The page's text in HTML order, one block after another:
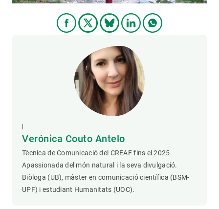
Verónica Couto Antelo
Tècnica de Comunicació del CREAF fins el 2025.
Apassionada del món natural i la seva divulgació.
Biòloga (UB), màster en comunicació científica (BSM-
UPF) i estudiant Humanitats (UOC).